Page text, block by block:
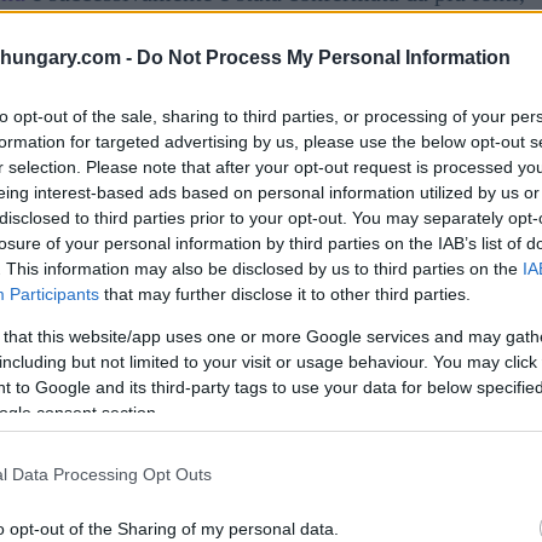
- Do Not Process My Personal Information
opt-out of the sale, sharing to third parties, or processing of your
for targeted advertising by us, please use the below opt-out
selection. Please note that after your opt-out request is processed
interest-based ads based on personal information utilized by us
to third parties prior to your opt-out. You may separately
of your personal information by third parties on the IAB’s list of
This information may also be disclosed by us to third parties on the
Participants that may further disclose it to other third parties.
that this website/app uses one or more Google services and may
but not limited to your visit or usage behaviour. You may
to Google and its third-party tags to use your data for below
consent section.
Data Processing Opt Outs
opt-out of the Sharing of my personal data.
stava già lavorando per rinnovare la sua
marchio Tények”. Ha aggiunto che l’obiettivo è
standard professionali attesi” attraverso i nuovi
l’edizione finale di Tények. I rapporti
potrebbe non sopravvivere alla ristrutturazione.
elettorale dell’Ungheria
in seguito allarecente sconfitta elettoraledel
editoriale fortemente filogovernativa del canale
Szalai è stata licenziata poco dopo le